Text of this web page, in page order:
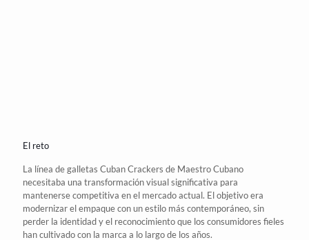
El reto
La línea de galletas CubanCrackers de Maestro Cubano
necesitaba una transformación visual significativa para
mantenerse competitiva en el mercado actual. El objetivo era
modernizar el empaque con un estilo más contemporáneo, sin
perder la identidad y el reconocimiento que los consumidores fieles
han cultivado con la marca a lo largo de los años.